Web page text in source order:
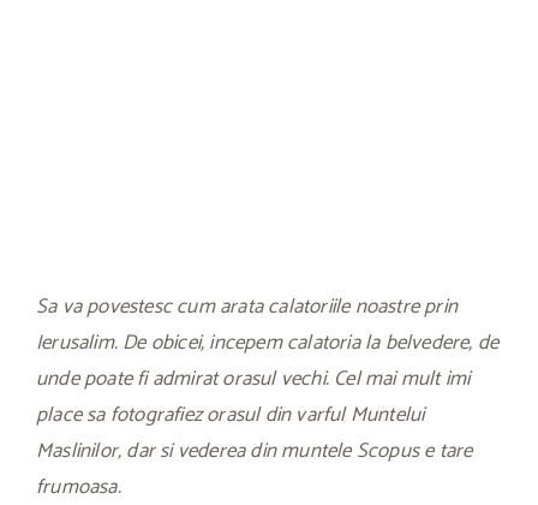
Sa va povestesc cum arata calatoriile noastre prin
Ierusalim. De obicei, incepem calatoria la belvedere, de
unde poate fi admirat orasul vechi. Cel mai mult imi
place sa fotografiez orasul din varful Muntelui
Maslinilor, dar si vederea din muntele Scopus e tare
frumoasa.